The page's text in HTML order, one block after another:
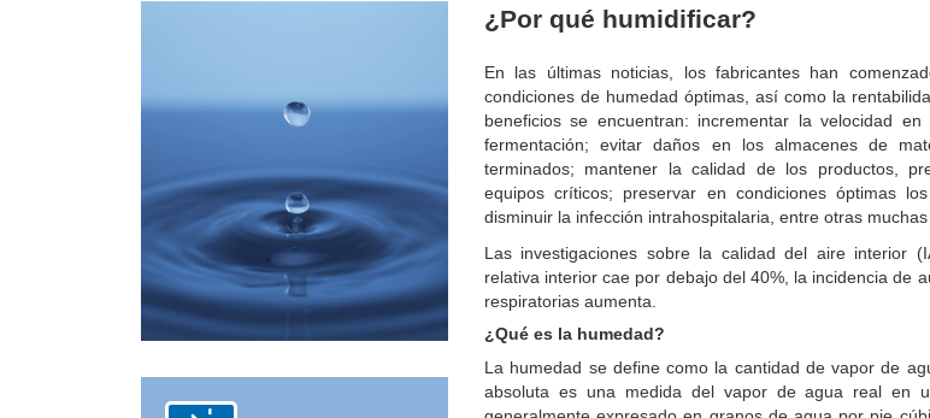
¿Por qué humidificar?
En las últimas noticias, los fabricantes han
condiciones de humedad óptimas, así como la
beneficios se encuentran: incrementar la velocidad
fermentación;evitar daños en los almacenes de
terminados; mantener la calidad de los productos,
equipos críticos; preservar en condiciones óptimas
disminuir la infección intrahospitalaria, entre otras muchas
Las investigaciones sobre la calidad del aire interior
relativa interior cae por debajo del 40%, la incidencia de
respiratorias aumenta.
¿Qué es la humedad?
La humedad se define como la cantidad de vapor de
absoluta es una medida del vapor de agua real en